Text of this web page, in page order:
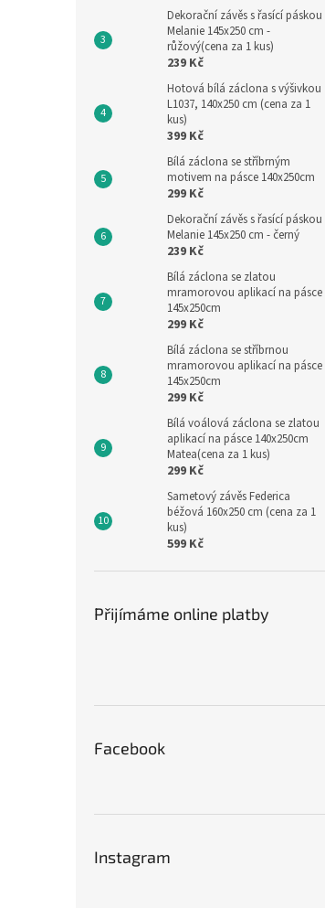
Dekorační závěs s řasící páskou
Melanie 145x250 cm -
růžový(cena za 1 kus)
239 Kč
Hotová bílá záclona s výšivkou
L1037, 140x250 cm (cena za 1
kus)
399 Kč
Bílá záclona se stříbrným
motivem na pásce 140x250cm
299 Kč
Dekorační závěs s řasící páskou
Melanie 145x250 cm - černý
239 Kč
Bílá záclona se zlatou
mramorovou aplikací na pásce
145x250cm
299 Kč
Bílá záclona se stříbrnou
mramorovou aplikací na pásce
145x250cm
299 Kč
Bílá voálová záclona se zlatou
aplikací na pásce 140x250cm
Matea(cena za 1 kus)
299 Kč
Sametový závěs Federica
béžová 160x250 cm (cena za 1
kus)
599 Kč
Přijímáme online platby
Facebook
Instagram